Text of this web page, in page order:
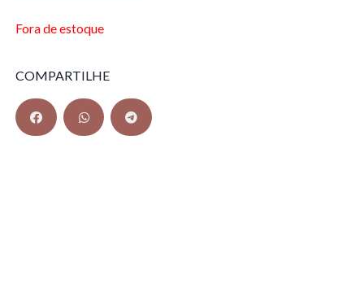
Fora de estoque
COMPARTILHE